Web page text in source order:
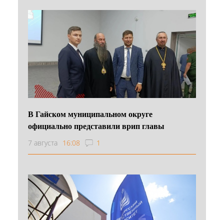
В Гайском муниципальном округе
официально представили врип главы
7 августа 16:08 1